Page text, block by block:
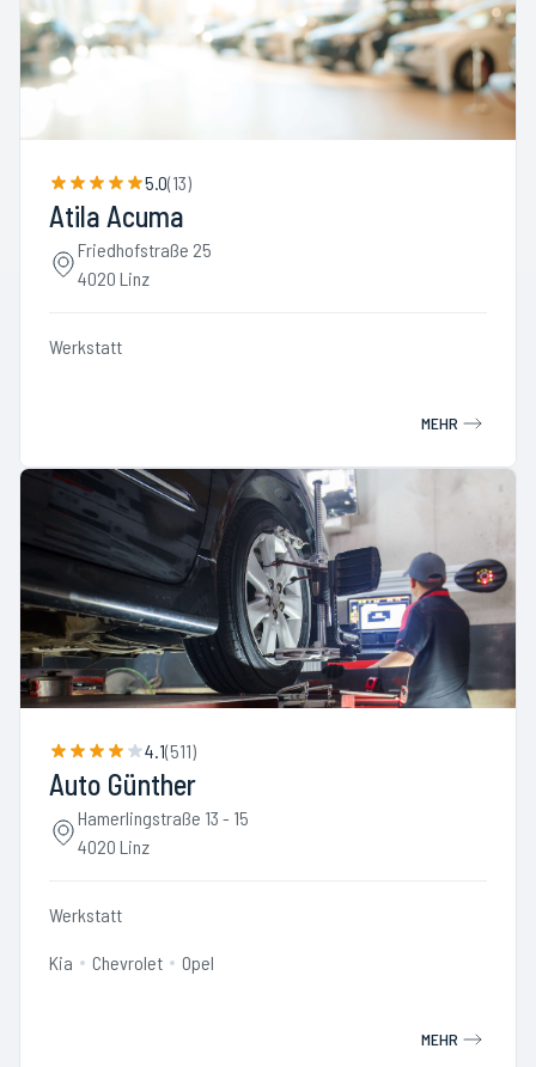
5.0(13)
Atila Acuma
Friedhofstraße 25
4020 Linz
Werkstatt
MEHR
4.1(511)
Auto Günther
Hamerlingstraße 13 - 15
4020 Linz
Werkstatt
Kia Chevrolet Opel
MEHR